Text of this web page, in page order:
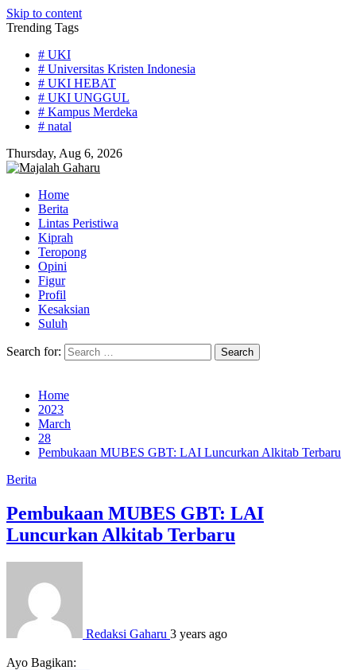
Skip to content
Trending Tags
# UKI
# Universitas Kristen Indonesia
# UKI HEBAT
# UKI UNGGUL
# Kampus Merdeka
# natal
Thursday, Aug 6, 2026
Home
Berita
Lintas Peristiwa
Kiprah
Teropong
Opini
Figur
Profil
Kesaksian
Suluh
Search for:
Home
2023
March
28
Pembukaan MUBES GBT: LAI Luncurkan Alkitab Terbaru
Berita
Pembukaan MUBES GBT: LAI
Luncurkan Alkitab Terbaru
Redaksi Gaharu 3 years ago
Ayo Bagikan: